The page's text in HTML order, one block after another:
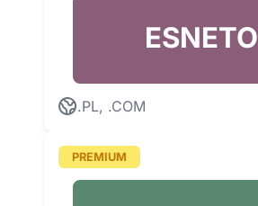
ESNETO
.PL, .COM
PREMIUM